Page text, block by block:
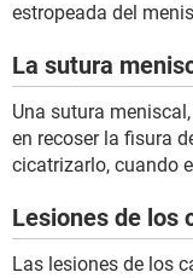
estropeada del
La sutura
Una sutura
en recoser la fisura
cicatrizarlo, cuando
Lesiones de los
Las lesiones de los